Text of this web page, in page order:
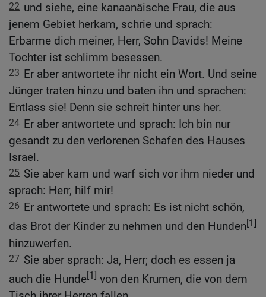
22 und siehe, eine kanaanäische Frau, die aus
jenem Gebiet herkam, schrie und sprach:
Erbarme dich meiner, Herr, Sohn Davids! Meine
Tochter ist schlimm besessen.
23 Er aber antwortete ihr nicht ein Wort. Und seine
Jünger traten hinzu und baten ihn und sprachen:
Entlass sie! Denn sie schreit hinter uns her.
24 Er aber antwortete und sprach: Ich bin nur
gesandt zu den verlorenen Schafen des Hauses
Israel.
25 Sie aber kam und warf sich vor ihm nieder und
sprach: Herr, hilf mir!
26 Er antwortete und sprach: Es ist nicht schön,
das Brot der Kinder zu nehmen und den Hunden[1]
hinzuwerfen.
27 Sie aber sprach: Ja, Herr; doch es essen ja
auch die Hunde[1] von den Krumen, die von dem